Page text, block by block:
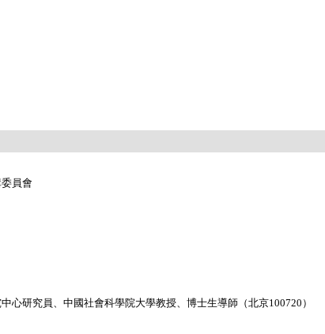
員會
心研究員、中國社會科學院大學教授、博士生導師（北京100720）